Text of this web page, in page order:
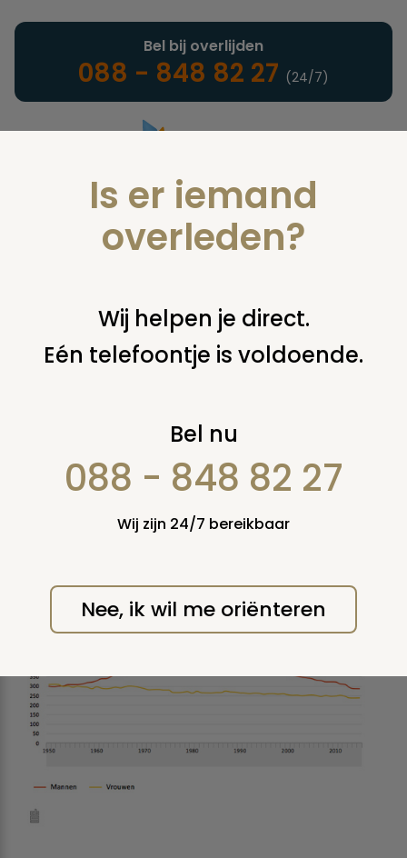
Landelijke uitvaartonderneming
Bel bij overlijden
088 - 848 82 27 (24/7)
U bent hier: home nieuws & agenda nieuws kankersterfte
bij mannen meer dan een derde verminderd
Kankersterfte bij
mannen meer dan
een derde
verminderd
vrijdag 2 september 2016
Is er iemand
overleden?
Wij helpen je direct.
Eén telefoontje is voldoende.
Bel nu
088 - 848 82 27
Wij zijn 24/7 bereikbaar
Nee, ik wil me oriënteren